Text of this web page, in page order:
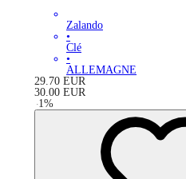
Zalando
•
Clé
•
ALLEMAGNE
29.70 EUR
30.00 EUR
-1 %